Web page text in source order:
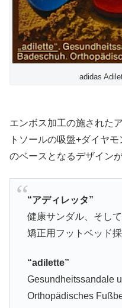
adidas
エンボス加工の施された
トソールの吸盤+ダイヤ
のベースとなるデザイン
“アディレッタ”
健康サンダル、そし
矯正用フットベッド採
“adilette”
Gesundheitssandale
Orthopädisches